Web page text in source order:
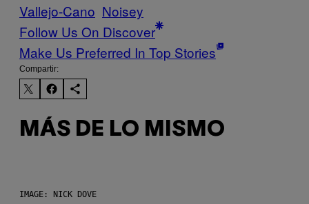
Vallejo-Cano Noisey
Follow Us On Discover
Make Us Preferred In Top Stories
Compartir:
MÁS DE LO MISMO
IMAGE: NICK DOVE